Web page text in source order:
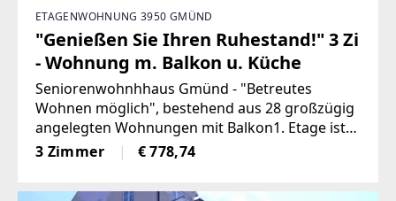
ETAGENWOHNUNG 3950 GMÜND
"Genießen Sie Ihren Ruhestand!" 3 Zi
- Wohnung m. Balkon u. Küche
Seniorenwohnhhaus Gmünd - "Betreutes
Wohnen möglich", bestehend aus 28 großzügig
angelegten Wohnungen mit Balkon1. Etage ist
behindertengerecht ausgestattet, Aufzug
behindertengerechtRuhige Lage Parkanlage
3 Zimmer € 778,74